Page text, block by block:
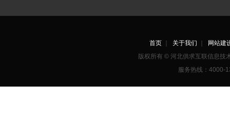
首页｜ 关于我们
网站建
版权所有 © 河北供求互联信息
服务热线：4000-